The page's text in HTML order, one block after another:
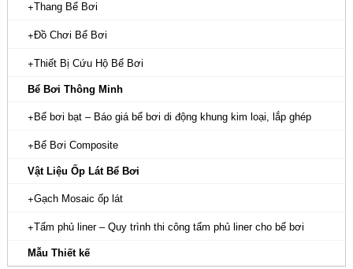
Thang Bể Bơi
Đồ Chơi Bể Bơi
Thiết Bị Cứu Hộ Bể Bơi
Bể Bơi Thông Minh
Bể bơi bạt – Báo giá bể bơi di động khung kim loại, lắp ghép
Bể Bơi Composite
Vật Liệu Ốp Lát Bể Bơi
Gạch Mosaic ốp lát
Tấm phủ liner – Quy trình thi công tấm phủ liner cho bể bơi
Mẫu Thiết kế